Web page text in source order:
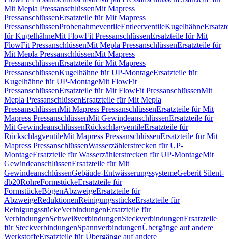
Mit Mepla PressanschlüssenMit Mapress
PressanschlüssenErsatzteile für Mit Mapress
PressanschlüssenProbenahmeventileEntleerventileKugelhähne
für KugelhähneMit FlowFit PressanschlüssenErsatzteile für Mit
FlowFit PressanschlüssenMit Mepla PressanschlüssenErsatzteile für
Mit Mepla PressanschlüssenMit Mapress
PressanschlüssenErsatzteile für Mit Mapress
PressanschlüssenKugelhähne für UP-MontageErsatzteile für
Kugelhähne für UP-MontageMit FlowFit
PressanschlüssenErsatzteile für Mit FlowFit PressanschlüssenMit
Mepla PressanschlüssenErsatzteile für Mit Mepla
PressanschlüssenMit Mapress PressanschlüssenErsatzteile für Mit
Mapress PressanschlüssenMit GewindeanschlüssenErsatzteile für
Mit GewindeanschlüssenRückschlagventileErsatzteile für
RückschlagventileMit Mapress PressanschlüssenErsatzteile für Mit
Mapress PressanschlüssenWasserzählerstrecken für UP-
MontageErsatzteile für Wasserzählerstrecken für UP-MontageMit
GewindeanschlüssenErsatzteile für Mit
GewindeanschlüssenGebäude-EntwässerungssystemeGeberit Silent-
db20RohreFormstückeErsatzteile für
FormstückeBögenAbzweigeErsatzteile für
AbzweigeReduktionenReinigungsstückeErsatzteile für
ReinigungsstückeVerbindungenErsatzteile für
VerbindungenSchweißverbindungenSteckverbindungenErsatzteile
für SteckverbindungenSpannverbindungenÜbergänge auf andere
WerkstoffeErsatzteile für Übergänge auf andere